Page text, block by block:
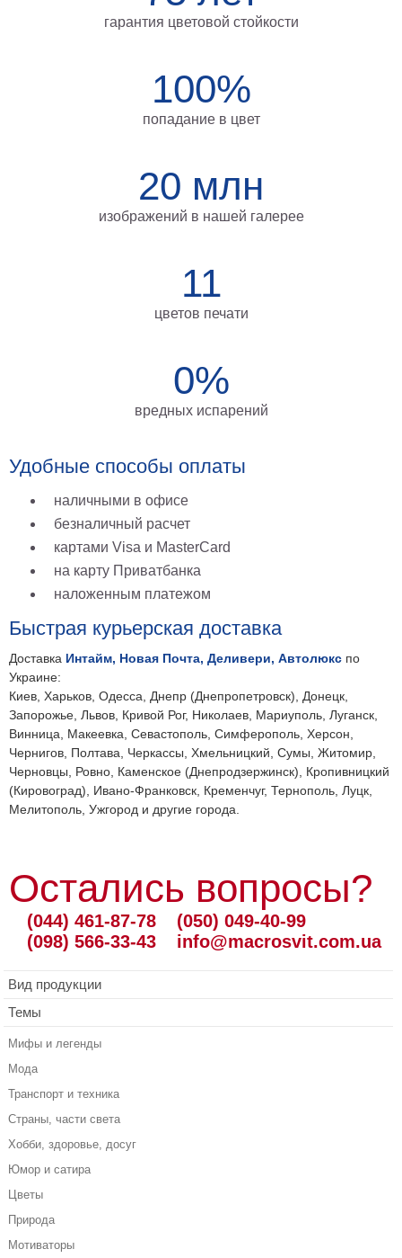
больших
размеров
Наши
гарантия цветовой стойкости
100%
попадание в цвет
20 млн
изображений в нашей галерее
11
цветов печати
0%
вредных испарений
Удобные способы оплаты
наличными в офисе
безналичный расчет
картами Visa и MasterCard
на карту Приватбанка
наложенным платежом
Быстрая курьерская доставка
Доставка Интайм, Новая Почта, Деливери, Автолюкс по
Украине:
Киев, Харьков, Одесса, Днепр (Днепропетровск), Донецк,
Запорожье, Львов, Кривой Рог, Николаев, Мариуполь, Луганск,
Винница, Макеевка, Севастополь, Симферополь, Херсон,
Чернигов, Полтава, Черкассы, Хмельницкий, Сумы, Житомир,
Черновцы, Ровно, Каменское (Днепродзержинск), Кропивницкий
(Кировоград), Ивано-Франковск, Кременчуг, Тернополь, Луцк,
Мелитополь, Ужгород и другие города.
Остались вопросы?
(044) 461-87-78
(098) 566-33-43
(050) 049-40-99
info@macrosvit.com.ua
Вид продукции
Темы
Мифы и легенды
Мода
Транспорт и техника
Страны, части света
Хобби, здоровье, досуг
Юмор и сатира
Цветы
Природа
Мотиваторы